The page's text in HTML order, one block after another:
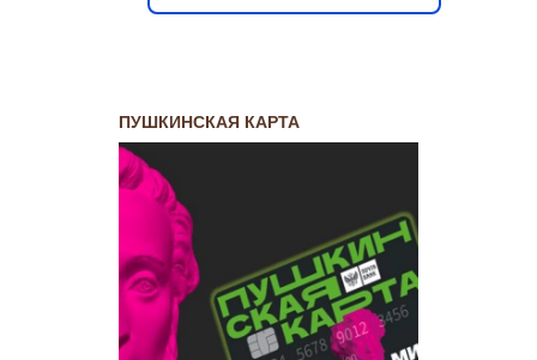
ПУШКИНСКАЯ КАРТА